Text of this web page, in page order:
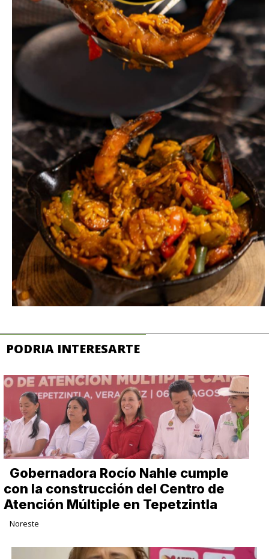
PODRIA INTERESARTE
Gobernadora Rocío Nahle cumple
con la construcción del Centro de
Atención Múltiple en Tepetzintla
Noreste